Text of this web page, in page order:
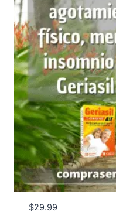
$29.99